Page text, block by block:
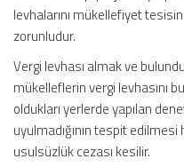
levhalarını mükellefiyet
zorunludur.
Vergi levhası almak ve
mükelleflerin vergi levhasını
oldukları yerlerde yapılan
uyulmadığının tespit
usulsüzlük cezası kesilir.